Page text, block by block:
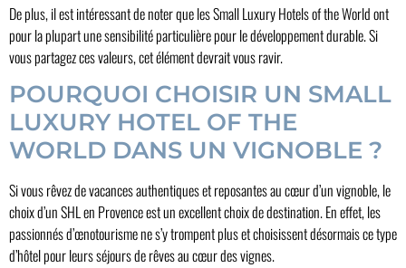
De plus, il est intéressant de noter que les Small Luxury Hotels of the World ont
pour la plupart une sensibilité particulière pour le développement durable. Si
vous partagez ces valeurs, cet élément devrait vous ravir.
POURQUOI CHOISIR UN SMALL
LUXURY HOTEL OF THE
WORLD DANS UN VIGNOBLE ?
Si vous rêvez de vacances authentiques et reposantes au cœur d’un vignoble, le
choix d’un SHL en Provence est un excellent choix de destination. En effet, les
passionnés d’œnotourisme ne s’y trompent plus et choisissent désormais ce type
d’hôtel pour leurs séjours de rêves au cœur des vignes.